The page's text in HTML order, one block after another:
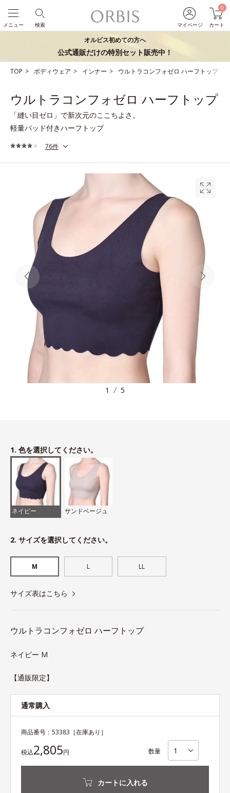
マイページ
0
カート
検索
メニュー
オルビス初めての方へ
公式通販だけの特別セット販売中！
TOP ボディウェア インナー ウルトラコンフォゼロ ハーフトップ
ウルトラコンフォゼロ ハーフトップ
「縫い目ゼロ」で新次元のここちよさ。
軽量パッド付きハーフトップ
76件
1 5
1. 色を選択してください。
ネイビー サンドベージュ
2. サイズを選択してください。
M L LL
サイズ表はこちら
ウルトラコンフォゼロ ハーフトップ
ネイビー M
【通販限定】
通常購入
商品番号： 53383 ［在庫あり］
税込2,805円 数量
カートに入れる